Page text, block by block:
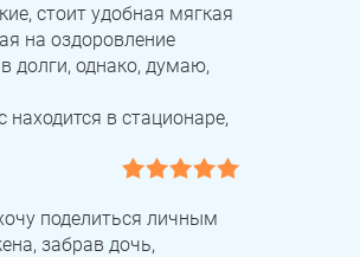
стоит удобная мягкая
на оздоровление
долги, однако, думаю,
в стационаре,
поделиться личным
забрав дочь,